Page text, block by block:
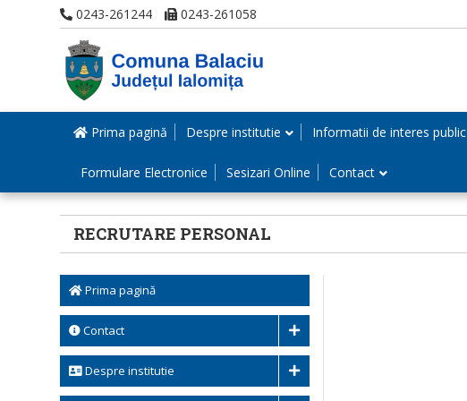
0243-261244 0243-261058
Prima pagină Despre institutie Informatii de interes public
Formulare Electronice Sesizari Online Contact
RECRUTARE PERSONAL
Prima pagină
Contact
Despre institutie